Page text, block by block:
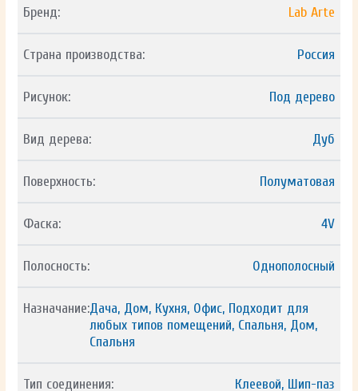
Бренд: Lab Arte
Страна производства: Россия
Рисунок: Под дерево
Вид дерева: Дуб
Поверхность: Полуматовая
Фаска: 4V
Полосность: Однополосный
Назначание:Дача, Дом, Кухня, Офис, Подходит для
любых типов помещений, Спальня, Дом,
Спальня
Тип соединения: Клеевой, Шип-паз